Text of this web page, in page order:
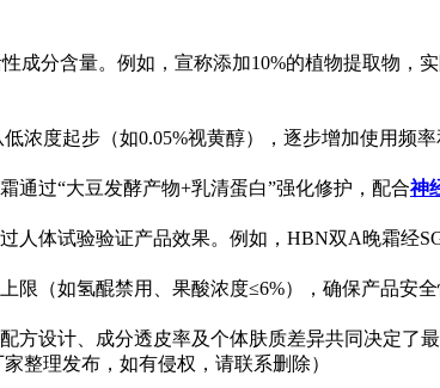
分含量。例如，宣称添加10%的植物提取物，实
度起步（如0.05%视黄醇），逐步增加使用频率
过“大豆发酵产物+乳清蛋白”强化修护，配合神
体试验验证产品效果。例如，HBN双A晚霜经
（如氢醌禁用、果酸浓度≤6%），确保产品安
方设计、成分透皮率及个体肤质差异共同决定了
家整理发布，如有侵权，请联系删除）